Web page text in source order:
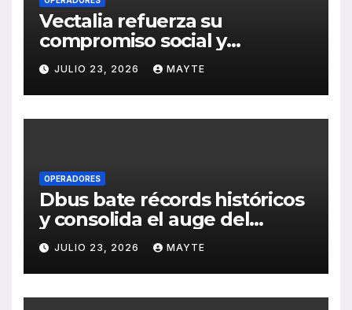
Vectalia refuerza su
compromiso social y
medioambiental con la
publicación de su Memoria
de RSC 2025
JULIO 23, 2026 MAYTE
OPERADORES
Dbus bate récords históricos
y consolida el auge del
transporte público en San
Sebastián
JULIO 23, 2026 MAYTE